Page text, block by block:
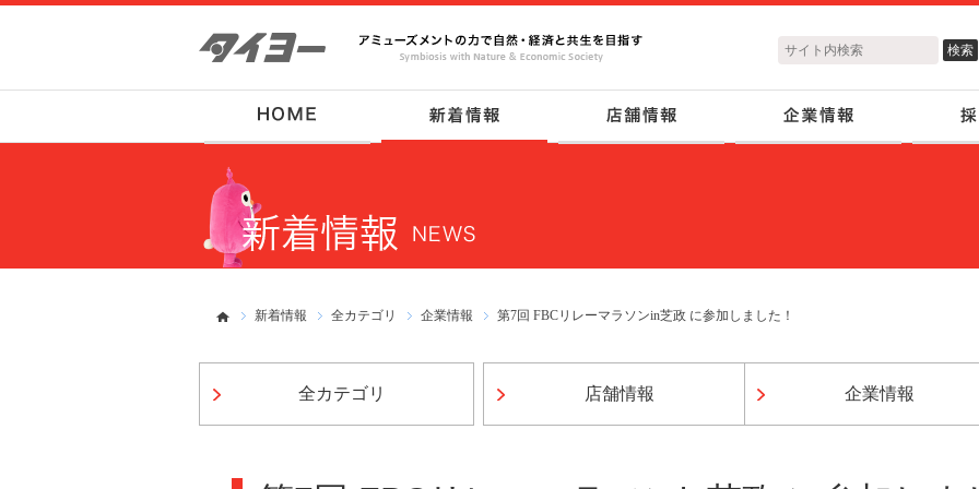
新着情報 全カテゴリ 企業情報 第7回 FBCリレーマラソンin芝政 に参加しました！
全カテゴリ 店舗情報 企業情報